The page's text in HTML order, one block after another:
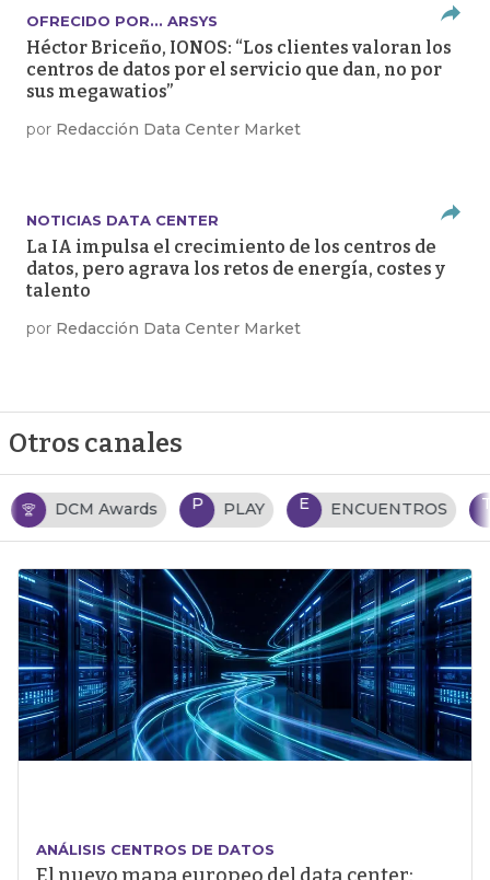
OFRECIDO POR... ARSYS
Héctor Briceño, IONOS: “Los clientes valoran los
centros de datos por el servicio que dan, no por
sus megawatios”
por Redacción Data Center Market
NOTICIAS DATA CENTER
La IA impulsa el crecimiento de los centros de
datos, pero agrava los retos de energía, costes y
talento
por Redacción Data Center Market
Otros canales
P PLAY E ENCUENTROS T TENDENCIAS TI
ANÁLISIS CENTROS DE DATOS